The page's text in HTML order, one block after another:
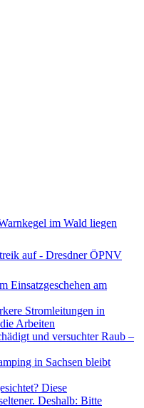
im Wald liegen
auf - Dresdner ÖPNV
Einsatzgeschehen am
Stromleitungen in
Arbeiten
und versuchter Raub –
in Sachsen bleibt
Diese
Deshalb: Bitte